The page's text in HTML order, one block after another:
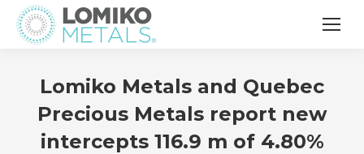
Lomiko Metals and Quebec
Precious Metals report new
intercepts 116.9 m of 4.80%